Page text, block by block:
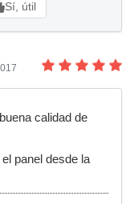
Sí, útil
calidad de
panel desde la